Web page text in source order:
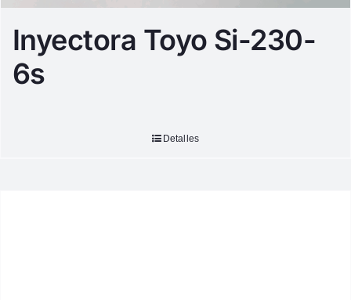
Inyectora Toyo Si-230-
6s
Detalles